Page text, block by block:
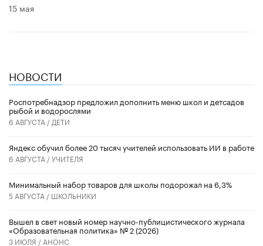
15 мая
НОВОСТИ
Роспотребнадзор предложил дополнить меню школ и детсадов
рыбой и водорослями
6 АВГУСТА / ДЕТИ
​Яндекс обучил более 20 тысяч учителей использовать ИИ в работе
6 АВГУСТА /УЧИТЕЛЯ
Минимальный набор товаров для школы подорожал на 6,3%
5 АВГУСТА / ШКОЛЬНИКИ
Вышел в свет новый номер научно-публицистического журнала
«Образовательная политика» № 2 (2026)
3 ИЮЛЯ / АНОНС